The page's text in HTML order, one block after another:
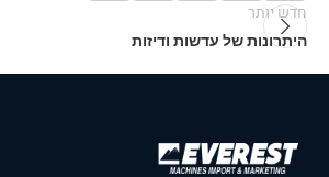
חדש יותר
היתרונות של עדשות ודיזות